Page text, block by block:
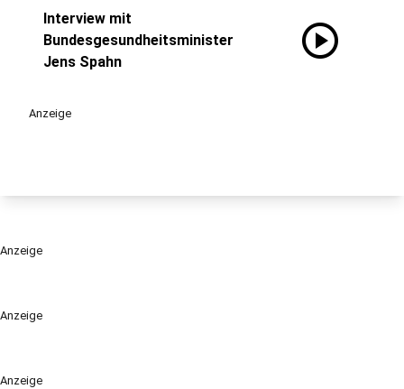
Anzeige
Anzeige
Interview mit
Bundesgesundheitsminister
Jens Spahn
play_circle
Anzeige
Anzeige